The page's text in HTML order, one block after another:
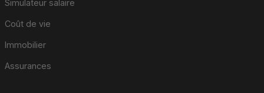
Simulateur salaire
Coût de vie
Immobilier
Assurances